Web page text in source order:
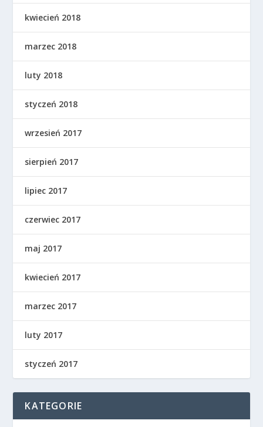
kwiecień 2018
marzec 2018
luty 2018
styczeń 2018
wrzesień 2017
sierpień 2017
lipiec 2017
czerwiec 2017
maj 2017
kwiecień 2017
marzec 2017
luty 2017
styczeń 2017
KATEGORIE